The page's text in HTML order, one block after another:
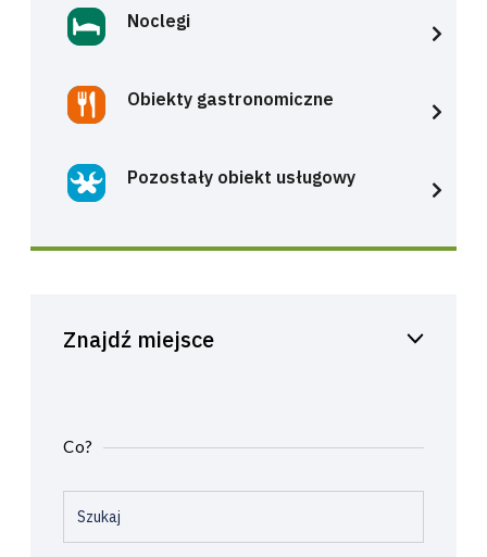
Noclegi
Obiekty gastronomiczne
Pozostały obiekt usługowy
Znajdź miejsce
Co?